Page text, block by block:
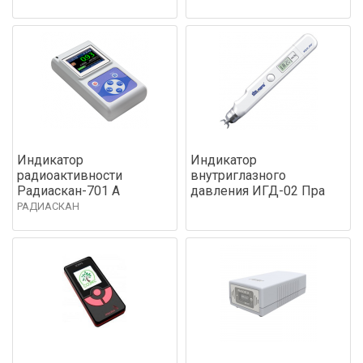
Индикатор
радиоактивности
Радиаскан-701 А
РАДИАСКАН
Индикатор
внутриглазного
давления ИГД-02 Пра